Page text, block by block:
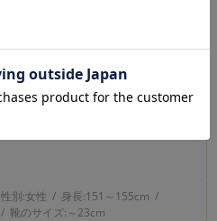
性別:女性 身長:151～155cm
靴のサイズ: ～23cm